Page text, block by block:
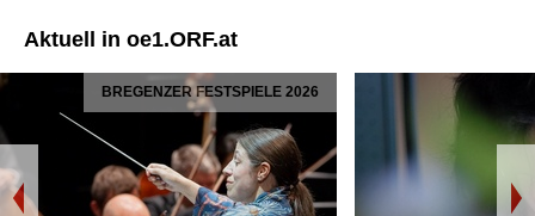
Aktuell in oe1.ORF.at
BREGENZER FESTSPIELE 2026